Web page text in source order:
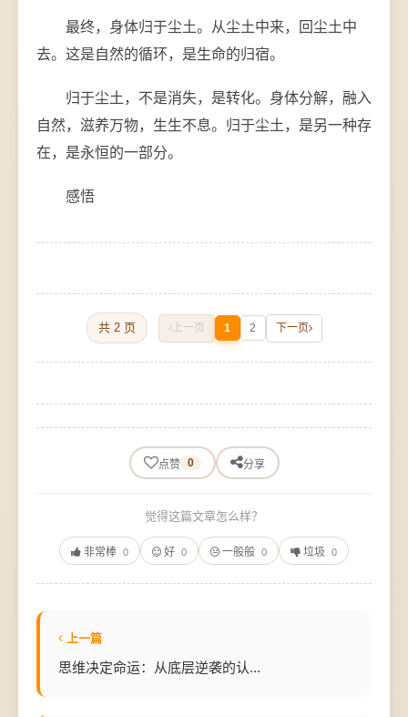
最终，身体归于尘土。从尘土中来，回尘土中
去。这是自然的循环，是生命的归宿。
归于尘土，不是消失，是转化。身体分解，融入
自然，滋养万物，生生不息。归于尘土，是另一种存
在，是永恒的一部分。
感悟
共 2 页 上一页 1 2 下一页
点赞 0 分享
觉得这篇文章怎么样？
非常棒 0 好 0 一般般 0 垃圾 0
上一篇
思维决定命运：从底层逆袭的认...